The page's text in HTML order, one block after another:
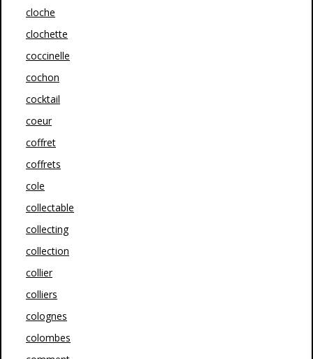
cloche
clochette
coccinelle
cochon
cocktail
coeur
coffret
coffrets
cole
collectable
collecting
collection
collier
colliers
colognes
colombes